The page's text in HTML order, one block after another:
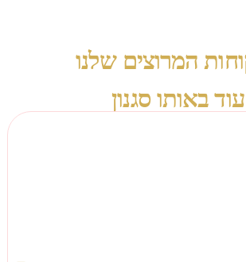
שלנו
סגנון